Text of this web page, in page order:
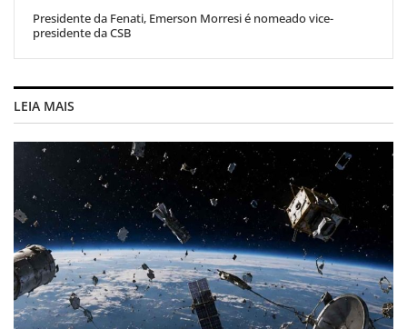
Presidente da Fenati, Emerson Morresi é nomeado vice-
presidente da CSB
LEIA MAIS